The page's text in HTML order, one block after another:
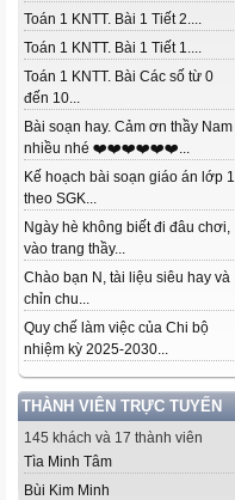
Toán 1 KNTT. Bài 1 Tiết 2....
Toán 1 KNTT. Bài 1 Tiết 1....
Toán 1 KNTT. Bài Các số từ 0
đến 10...
Bài soạn hay. Cảm ơn thầy Nam
nhiều nhé ❤️❤️❤️❤️❤️❤️...
Kế hoạch bài soạn giáo án lớp 1
theo SGK...
Ngày hè không biết đi đâu chơi,
vào trang thầy...
Chào bạn N, tài liệu siêu hay và
chỉn chu...
Quy chế làm việc của Chi bộ
nhiệm kỳ 2025-2030...
THÀNH VIÊN TRỰC TUYẾN
145 khách và 17 thành viên
Tìa Minh Tâm
Bùi Kim Minh